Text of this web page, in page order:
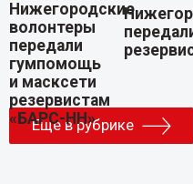
Еще в рубрике